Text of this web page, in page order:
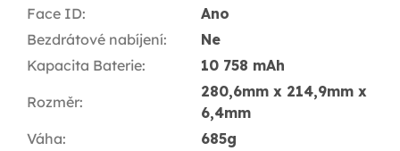
Face ID:
Ano
Bezdrátové nabíjení:
Ne
Kapacita Baterie: 10 758 mAh
Rozměr:
280,6mm x 214,9mm x
6,4mm
Váha:
685g